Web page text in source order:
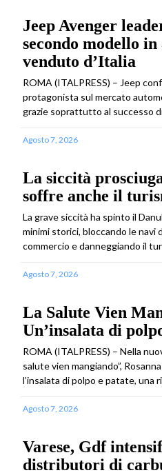
Jeep Avenger
secondo modello in
venduto d’Italia
ROMA (ITALPRESS) – Jeep
protagonista sul mercato
grazie soprattutto al successo
Agosto 7, 2026
La siccità
soffre anche il
La grave siccità ha spinto il
minimi storici, bloccando le navi
commercio e danneggiando il
Agosto 7, 2026
La Salute Vien
Un’insalata di
ROMA (ITALPRESS) – Nella
salute vien mangiando”,
l’insalata di polpo e patate, una
Agosto 7, 2026
Varese, Gdf
distributori di